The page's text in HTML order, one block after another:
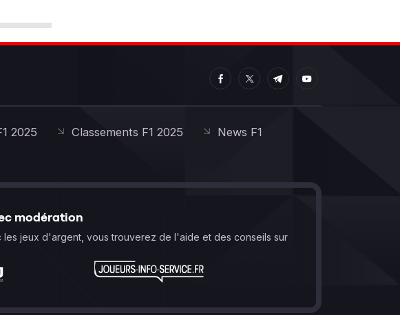
2025 Classements F1 2025
News F1
modération
les jeux d'argent, vous trouverez de l'aide et des conseils sur